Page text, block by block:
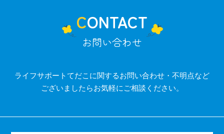
CONTACT
お問い合わせ
ライフサポートてだこに関するお問い合わせ・不明点など
ございましたらお気軽にご相談ください。